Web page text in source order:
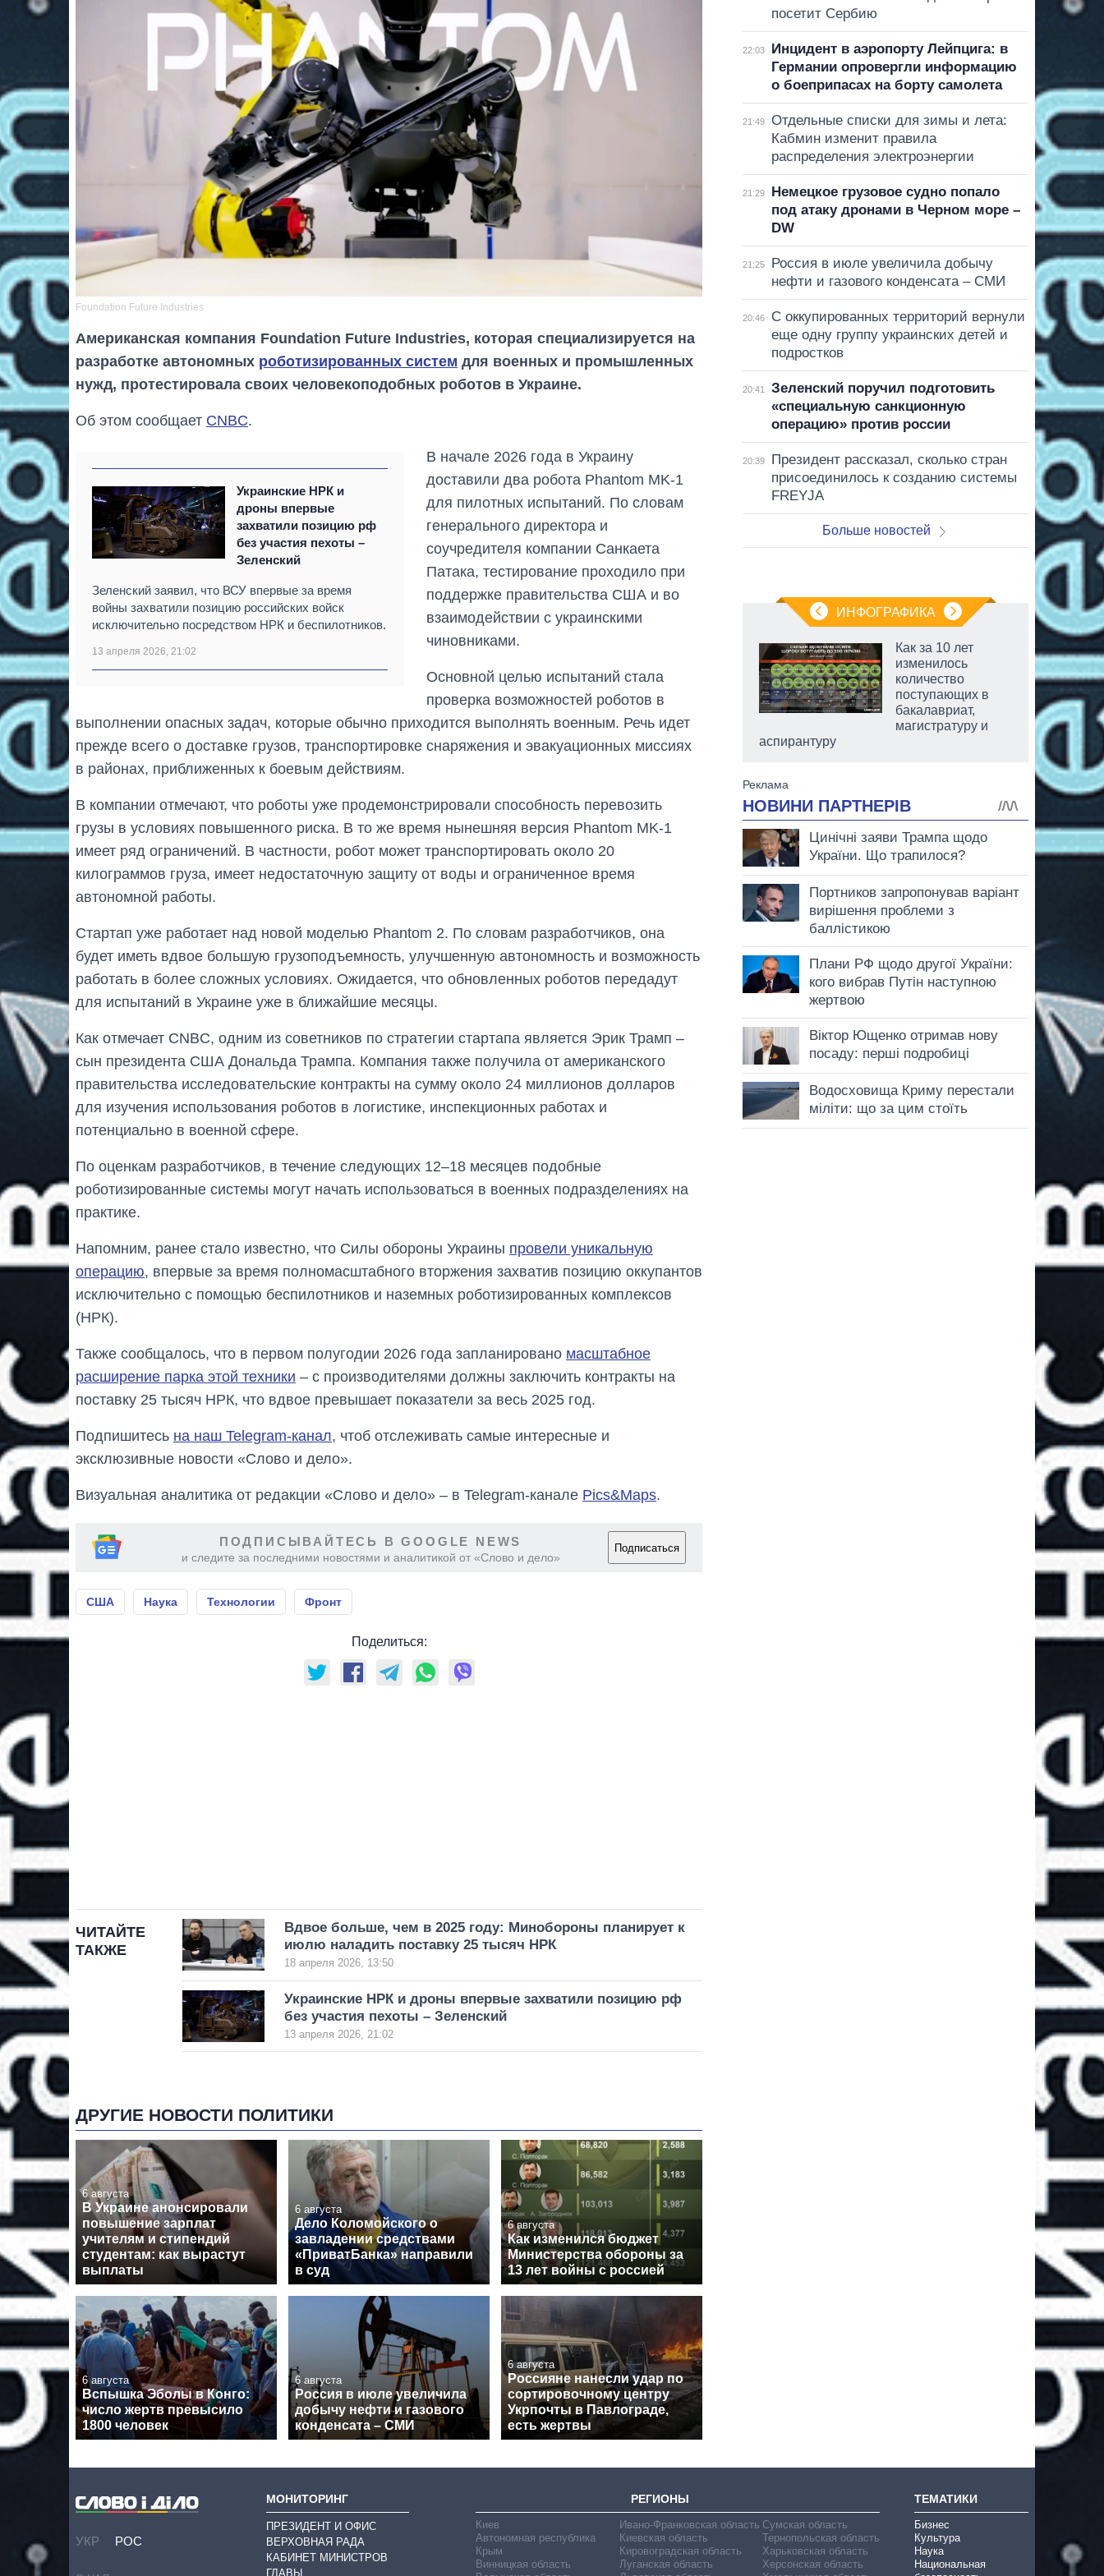
Foundation Future Industries
Американская компания Foundation Future Industries, которая специализируется на
разработке автономных роботизированных систем для военных и промышленных
нужд, протестировала своих человекоподобных роботов в Украине.
Об этом сообщает CNBC.
Украинские НРК и
дроны впервые
захватили позицию рф
без участия пехоты –
Зеленский
Зеленский заявил, что ВСУ впервые за время
войны захватили позицию российских войск
исключительно посредством НРК и беспилотников.
13 апреля 2026, 21:02
В начале 2026 года в Украину
доставили два робота Phantom MK-1
для пилотных испытаний. По словам
генерального директора и
соучредителя компании Санкаета
Патака, тестирование проходило при
поддержке правительства США и во
взаимодействии с украинскими
чиновниками.
Основной целью испытаний стала
проверка возможностей роботов в
выполнении опасных задач, которые обычно приходится выполнять военным. Речь идет
прежде всего о доставке грузов, транспортировке снаряжения и эвакуационных миссиях
в районах, приближенных к боевым действиям.
В компании отмечают, что роботы уже продемонстрировали способность перевозить
грузы в условиях повышенного риска. В то же время нынешняя версия Phantom MK-1
имеет ряд ограничений. В частности, робот может транспортировать около 20
килограммов груза, имеет недостаточную защиту от воды и ограниченное время
автономной работы.
Стартап уже работает над новой моделью Phantom 2. По словам разработчиков, она
будет иметь вдвое большую грузоподъемность, улучшенную автономность и возможность
работать в более сложных условиях. Ожидается, что обновленных роботов передадут
для испытаний в Украине уже в ближайшие месяцы.
Как отмечает CNBC, одним из советников по стратегии стартапа является Эрик Трамп –
сын президента США Дональда Трампа. Компания также получила от американского
правительства исследовательские контракты на сумму около 24 миллионов долларов
для изучения использования роботов в логистике, инспекционных работах и
потенциально в военной сфере.
По оценкам разработчиков, в течение следующих 12–18 месяцев подобные
роботизированные системы могут начать использоваться в военных подразделениях на
практике.
Напомним, ранее стало известно, что Силы обороны Украины провели уникальную
операцию, впервые за время полномасштабного вторжения захватив позицию оккупантов
исключительно с помощью беспилотников и наземных роботизированных комплексов
(НРК).
Также сообщалось, что в первом полугодии 2026 года запланировано масштабное
расширение парка этой техники – с производителями должны заключить контракты на
поставку 25 тысяч НРК, что вдвое превышает показатели за весь 2025 год.
Подпишитесь на наш Telegram-канал, чтоб отслеживать самые интересные и
эксклюзивные новости «Слово и дело».
Визуальная аналитика от редакции «Слово и дело» – в Telegram-канале Pics&Maps.
ПОДПИСЫВАЙТЕСЬ В GOOGLE NEWS
и следите за последними новостями и аналитикой от «Слово и дело»
Подписаться
США Наука Технологии Фронт
Поделиться:
ЧИТАЙТЕ
ТАКЖЕ
Вдвое больше, чем в 2025 году: Минобороны планирует к
июлю наладить поставку 25 тысяч НРК
18 апреля 2026, 13:50
Украинские НРК и дроны впервые захватили позицию рф
без участия пехоты – Зеленский
13 апреля 2026, 21:02
ДРУГИЕ НОВОСТИ ПОЛИТИКИ
6 августа
В Украине анонсировали
повышение зарплат
учителям и стипендий
студентам: как вырастут
выплаты
6 августа
Дело Коломойского о
завладении средствами
«ПриватБанка» направили
в суд
6 августа
Как изменился бюджет
Министерства обороны за
13 лет войны с россией
6 августа
Вспышка Эболы в Конго:
число жертв превысило
1800 человек
6 августа
Россия в июле увеличила
добычу нефти и газового
конденсата – СМИ
6 августа
Россияне нанесли удар по
сортировочному центру
Укрпочты в Павлограде,
есть жертвы
посетит Сербию
22:03
Инцидент в аэропорту Лейпцига: в
Германии опровергли информацию
о боеприпасах на борту самолета
21:49
Отдельные списки для зимы и лета:
Кабмин изменит правила
распределения электроэнергии
21:29
Немецкое грузовое судно попало
под атаку дронами в Черном море –
DW
21:25
Россия в июле увеличила добычу
нефти и газового конденсата – СМИ
20:46
С оккупированных территорий вернули
еще одну группу украинских детей и
подростков
20:41
Зеленский поручил подготовить
«специальную санкционную
операцию» против россии
20:39
Президент рассказал, сколько стран
присоединилось к созданию системы
FREYJA
Больше новостей
ИНФОГРАФИКА
выращивали в
Украине до и во
войны
Как за 10 лет
изменилось
количество
поступающих в
бакалавриат,
магистратуру и
аспирантуру
УКР РОС
МОНИТОРИНГ
ПРЕЗИДЕНТ И ОФИС
ВЕРХОВНАЯ РАДА
КАБИНЕТ МИНИСТРОВ
ГЛАВЫ
РЕГИОНЫ
Киев
Автономная республика
Крым
Винницкая область
Ивано-Франковская область
Киевская область
Кировоградская область
Луганская область
Сумская область
Тернопольская область
Харьковская область
Херсонская область
ТЕМАТИКИ
Бизнес
Культура
Наука
Национальная